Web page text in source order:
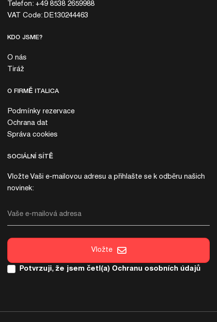
Telefon: +49 8538 2659988
VAT Code: DE130244463
KDO JSME?
O nás
Tiráž
O FIRMĚ ITALICA
Podmínky rezervace
Ochrana dat
Správa cookies
SOCIÁLNÍ SÍTĚ
Vložte Vaši e-mailovou adresu a přihlašte se k odběru našich
novinek:
Vaše e-mailová adresa
Vložte
Potvrzuji, že jsem četl(a) Ochranu osobních údajů